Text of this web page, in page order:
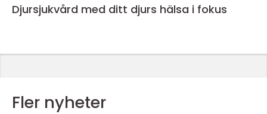
Djursjukvård med ditt djurs hälsa i fokus
Fler nyheter